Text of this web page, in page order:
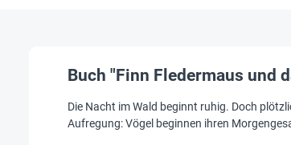
Buch "Finn Fledermaus und
Die Nacht im Wald beginnt ruhig. Doch
Aufregung: Vögel beginnen ihren